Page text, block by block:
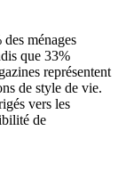
ménages
que 33%
représentent
de style de vie.
vers les
de